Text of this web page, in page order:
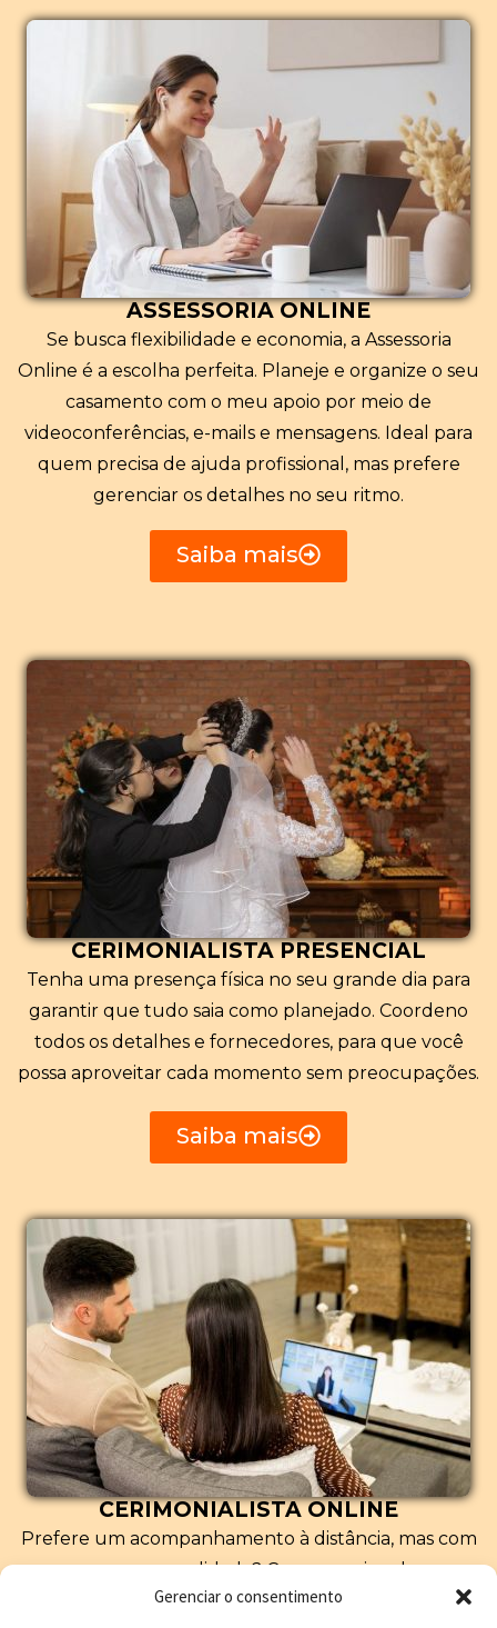
Gerenciar o consentimento
ASSESSORIA ONLINE
Se busca flexibilidade e economia, a Assessoria
Online é a escolha perfeita. Planeje e organize o seu
casamento com o meu apoio por meio de
videoconferências, e-mails e mensagens. Ideal para
quem precisa de ajuda profissional, mas prefere
gerenciar os detalhes no seu ritmo.
Saiba mais
CERIMONIALISTA PRESENCIAL
Tenha uma presença física no seu grande dia para
garantir que tudo saia como planejado. Coordeno
todos os detalhes e fornecedores, para que você
possa aproveitar cada momento sem preocupações.
Saiba mais
CERIMONIALISTA ONLINE
Prefere um acompanhamento à distância, mas com
a mesma qualidade? Com o serviço de
Cerimonialista Online, você recebe orientação e